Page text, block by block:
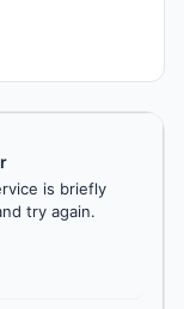
is briefly
try again.